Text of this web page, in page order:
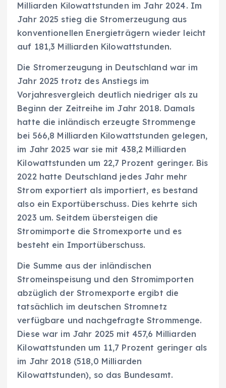
Milliarden Kilowattstunden im Jahr 2024. Im
Jahr 2025 stieg die Stromerzeugung aus
konventionellen Energieträgern wieder leicht
auf 181,3 Milliarden Kilowattstunden.
Die Stromerzeugung in Deutschland war im
Jahr 2025 trotz des Anstiegs im
Vorjahresvergleich deutlich niedriger als zu
Beginn der Zeitreihe im Jahr 2018. Damals
hatte die inländisch erzeugte Strommenge
bei 566,8 Milliarden Kilowattstunden gelegen,
im Jahr 2025 war sie mit 438,2 Milliarden
Kilowattstunden um 22,7 Prozent geringer. Bis
2022 hatte Deutschland jedes Jahr mehr
Strom exportiert als importiert, es bestand
also ein Exportüberschuss. Dies kehrte sich
2023 um. Seitdem übersteigen die
Stromimporte die Stromexporte und es
besteht ein Importüberschuss.
Die Summe aus der inländischen
Stromeinspeisung und den Stromimporten
abzüglich der Stromexporte ergibt die
tatsächlich im deutschen Stromnetz
verfügbare und nachgefragte Strommenge.
Diese war im Jahr 2025 mit 457,6 Milliarden
Kilowattstunden um 11,7 Prozent geringer als
im Jahr 2018 (518,0 Milliarden
Kilowattstunden), so das Bundesamt.